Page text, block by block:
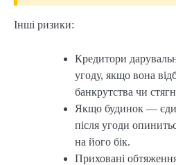
Інші ризики:
Кредитори
угоду, якщо вона
банкрутства чи
Якщо будинок —
після угоди
на його бік.
Приховані